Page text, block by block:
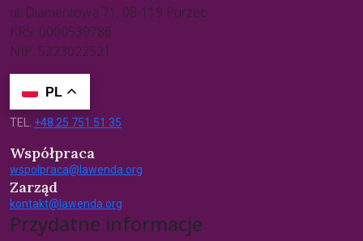
ul. Diamentowa 71, 08-119 Purzec
KRS: 0000539786
NIP: 5223022521
PL
TEL. +48 25 751 51 35
Współpraca
wspolpraca@lawenda.org
Zarząd
kontakt@lawenda.org
Przydatne informacje